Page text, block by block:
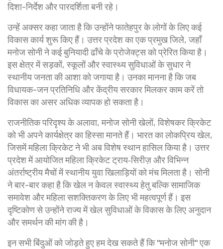
दिशा-निर्देश और पारदर्शिता बनी रहे।
उन्हें अक्सर कहा जाता है कि उन्होंनेफातेहपुरके लोगों के लिए कई
विकास कार्य शुरू किए हैं।उत्तर प्रदेश का एक प्रमुख जिले, जहाँ
मनोज सोनी ने कई बुनियादी ढाँचे के प्रोजेक्ट्स को प्रेरित किया है ।
इस क्षेत्र में सड़कों, स्कूलों और स्वास्थ्य सुविधाओं के सुधार ने
स्थानीय जनता की आशा को जगाया है। उनका मानना है कि जब
विधायक-जन प्रतिनिधि और केंद्रीय सरकार मिलकर काम करें तो
विकास का असर अधिक व्यापक हो सकता है।
राजनीतिक परिदृश्य के अलावा, मनोज सोनी खेलों, विशेषकरक्रिकेट
को भी अपने कार्यक्षेत्र का हिस्सा मानते हैं। भारत का लोकप्रिय खेल,
जिसमें महिला क्रिकेट ने भी अब विशेष स्थान हासिल किया है । उत्तर
प्रदेश में आयोजित महिला क्रिकेट ट्राय‑सिरीज़ और विभिन्न
अंतर्राष्ट्रीय मैचों में स्थानीय युवा खिलाड़ियों को मंच मिलता है। सोनी
ने बार-बार कहा है कि खेल न केवल स्वास्थ्य हेतु बल्कि सामाजिक
समावेश और महिला सशक्तिकरण के लिए भी महत्वपूर्ण हैं। इस
दृष्टिकोण से उन्होंने राज्य में खेल सुविधाओं के विकास के लिए अनुदान
और समर्थन की मांग की है।
इन सभी बिंदुओं को जोड़ते हुए हम देख सकते हैं कि "मनोज सोनी" एक